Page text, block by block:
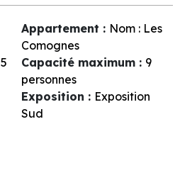
Appartement : Nom : Les
Comognes
5
Capacité maximum : 9
personnes
Exposition : Exposition
Sud